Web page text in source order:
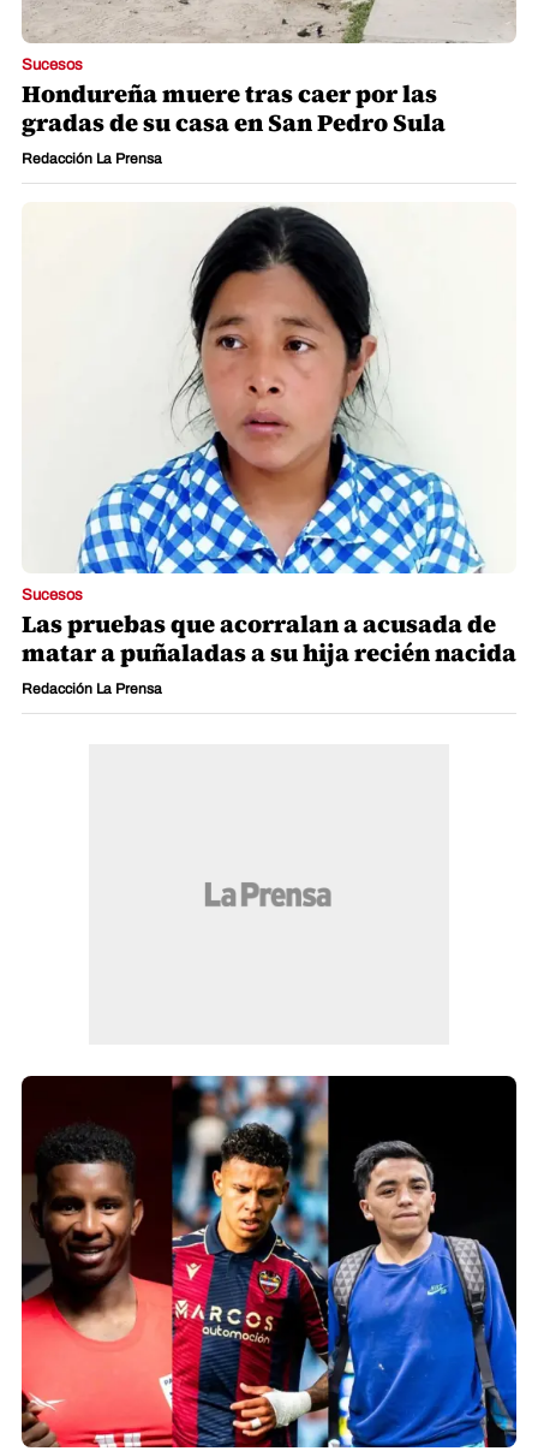
Sucesos
Hondureña muere tras caer por las
gradas de su casa en San Pedro Sula
Redacción La Prensa
Sucesos
Las pruebas que acorralan a acusada de
matar a puñaladas a su hija recién nacida
Redacción La Prensa